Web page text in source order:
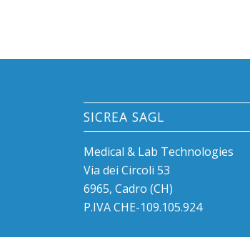
SICREA SAGL
Medical & Lab Technologies
Via dei Circoli 53
6965, Cadro (CH)
P.IVA CHE-109.105.924